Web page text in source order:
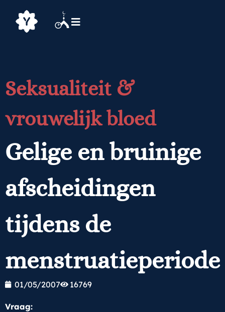
Seksualiteit &
vrouwelijk bloed
Gelige en bruinige
afscheidingen
tijdens de
menstruatieperiode
01/05/2007 16769
Vraag: